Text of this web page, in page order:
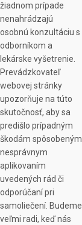
žiadnom prípade
nenahrádzajú
osobnú konzultáciu s
odborníkom a
lekárske vyšetrenie.
Prevádzkovateľ
webovej stránky
upozorňuje na túto
skutočnosť, aby sa
predišlo prípadným
škodám spôsobeným
nesprávnym
aplikovaním
uvedených rád či
odporúčaní pri
samoliečení. Budeme
veľmi radi, keď nás